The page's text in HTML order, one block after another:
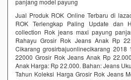
panjang model payung
Jual Produk ROK Online Terbaru di
ROK Terlengkap Paling Update dan
collection Rok jeans maxi payung
Rahayu Grosir Rok Jeans Anak Rp
Cikarang grosirbajuonlinecikarang
22000 Grosir Rok Jeans Anak Rp
Anak Harga: Rp 22.000. Bahan: Jeans
Tahun Koleksi Harga Grosir Rok Jeans